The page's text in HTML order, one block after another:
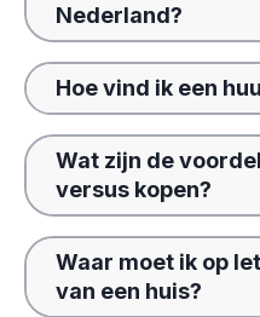
Nederland?
Hoe vind ik een
Wat zijn de
versus kopen?
Waar moet ik op
van een huis?